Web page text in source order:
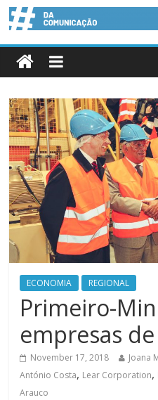
ECONOMIA REGIONAL
Primeiro-
empresas
November 17, 2018 Joana
António Costa, Lear Corporation,
Arauco